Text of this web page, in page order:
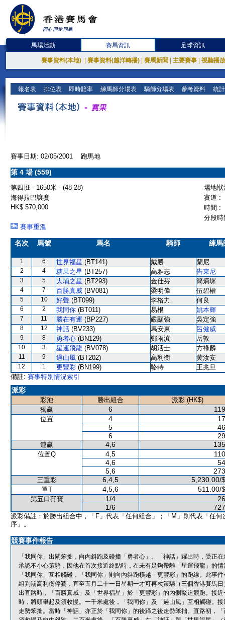
馬場活動 賽馬資訊 足球資訊
賽事資料(本地) 賽事資料(越洋轉播) 賽馬新聞 主要賽事 視聽播
報名表 排位表 即時賠率 練馬師分場表 騎師分場表 參考資料 統
賽事日期: 02/05/2001 跑馬地
第 4 場 (559)
第四班 - 1650米 - (48-28)
場地
海得拉巴讓賽
賽道 :
HK$ 570,000
時間 :
分段
賽事重溫
名次 馬號 馬名 騎師 練馬
1 6 世界福星 (BT141) 戴勝 蘭尼
2 4 糖果之星 (BT257) 高雅志 告東尼
3 5 大埔之星 (BT293) 金仕芬 簡炳墀
4 7 百勝真威 (BV081) 梁明偉 伍碧權
5 10 好聲 (BT099) 李格力 何良
6 2 我同你 (BT011) 易根 姚本輝
7 11 勝在有運 (BP227) 嚴顯強 吳定強
8 12 神話 (BV233) 馬安東 呂健威
9 8 勇者心 (BN129) 鄭雨滇 岳敦
10 3 星運飛龍 (BV078) 胡活士 方祿麟
11 9 過山風 (BT202) 高利衡 黃汝安
12 1 更豐彩 (BN199) 駱特
王兆旦
備註: 賽事特別情況索引
派彩
彩池 勝出組合
派彩 (HK$)
獨贏
6
位置 4
5
6
連贏 4,6
位置Q 4,5
4,6
5,6
三重彩 6,4,5 5,230.00/
單T 4,5,6 511.00/
第五口孖寶 1/4
1/6
派彩備註：於勝出組合中，「F」代表「任何組合」；「M」則代表「任何
序」。
競賽事件報告
「我同你」出閘笨拙，向內斜跑及碰撞「勇者心」。「神話」躍出時，受正
承認不小心策騎，因他在首次接近終點時，在未有足夠帶離「星運飛龍」的
「我同你」互相觸碰，「我同你」則向內斜跑橫越「更豐彩」的跑線。此事
組判罰高利衡停賽，直至五月二十一日星期一才可再次策騎（三個香港賽馬
出直路時，「百勝真威」及「世界福星」於「更豐彩」的內側緊迫競跑。接
時，將頭舉起及須收慢。一千米處後，「我同你」及「過山風」互相觸碰。
走勢笨拙。當時「神話」亦正於「我同你」的後蹄之後走勢笨拙。直路初，